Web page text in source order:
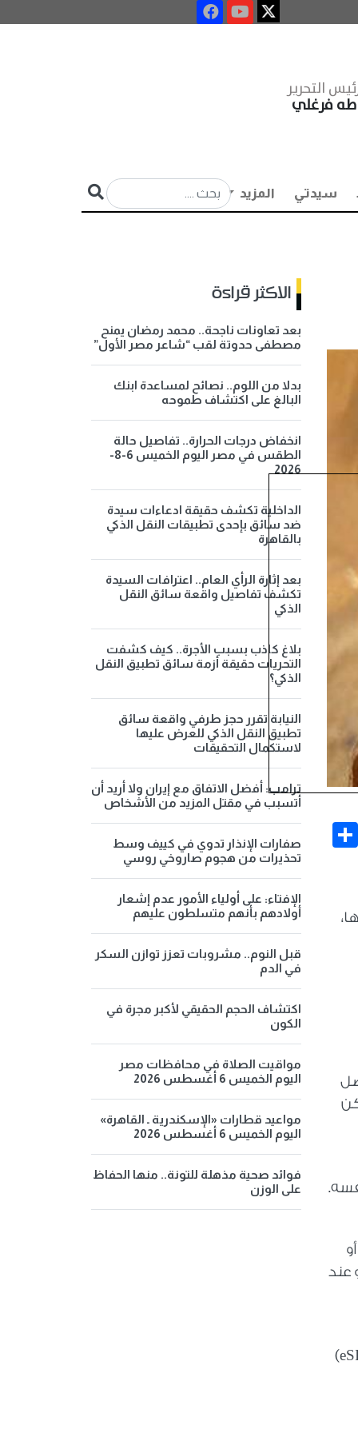
التحرير
طه فرغلي
سيدتي المزيد
Share
.
عند
الاكثر قراءة
بعد تعاونات ناجحة.. محمد رمضان يمنح
مصطفى حدوتة لقب “شاعر مصر الأول”
بدلا من اللوم.. نصائح لمساعدة ابنك
البالغ على اكتشاف طموحه
انخفاض درجات الحرارة.. تفاصيل حالة
الطقس في مصر اليوم الخميس 6-8-
2026
الداخلية تكشف حقيقة ادعاءات سيدة
ضد سائق بإحدى تطبيقات النقل الذكي
بالقاهرة
بعد إثارة الرأي العام.. اعترافات السيدة
تكشف تفاصيل واقعة سائق النقل
الذكي
بلاغ كاذب بسبب الأجرة.. كيف كشفت
التحريات حقيقة أزمة سائق تطبيق النقل
الذكي؟
النيابة تقرر حجز طرفي واقعة سائق
تطبيق النقل الذكي للعرض عليها
لاستكمال التحقيقات
ترامب: أفضل الاتفاق مع إيران ولا أريد أن
أتسبب في مقتل المزيد من الأشخاص
صفارات الإنذار تدوي في كييف وسط
تحذيرات من هجوم صاروخي روسي
الإفتاء: على أولياء الأمور عدم إشعار
أولادهم بأنهم متسلطون عليهم
قبل النوم.. مشروبات تعزز توازن السكر
في الدم
اكتشاف الحجم الحقيقي لأكبر مجرة في
الكون
مواقيت الصلاة في محافظات مصر
اليوم الخميس 6 أغسطس 2026
مواعيد قطارات «الإسكندرية ـ القاهرة»
اليوم الخميس 6 أغسطس 2026
فوائد صحية مذهلة للتونة.. منها الحفاظ
على الوزن